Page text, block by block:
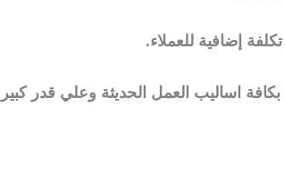
إضافية للعملاء.
اساليب العمل الحديثة وعلي قدر كبير